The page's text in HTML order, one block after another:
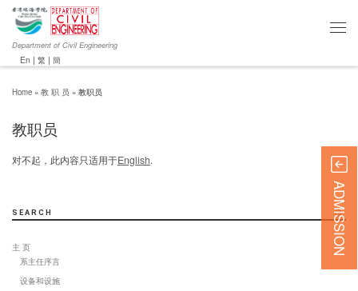
Department of Civil Engineering
En | 繁 | 簡
Home » 教 职 员 » 教职员
教职员
对不起，此内容只适用于English.
SEARCH
主 页
系主任序言
设备和设施
ADMISSION